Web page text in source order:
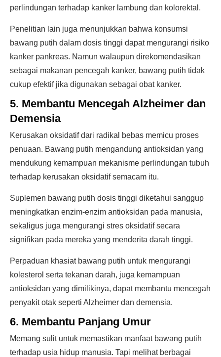
perlindungan terhadap kanker lambung dan kolorektal.
Penelitian lain juga menunjukkan bahwa konsumsi
bawang putih dalam dosis tinggi dapat mengurangi risiko
kanker pankreas. Namun walaupun direkomendasikan
sebagai makanan pencegah kanker, bawang putih tidak
cukup efektif jika digunakan sebagai obat kanker.
5. Membantu Mencegah Alzheimer dan
Demensia
Kerusakan oksidatif dari radikal bebas memicu proses
penuaan. Bawang putih mengandung antioksidan yang
mendukung kemampuan mekanisme perlindungan tubuh
terhadap kerusakan oksidatif semacam itu.
Suplemen bawang putih dosis tinggi diketahui sanggup
meningkatkan enzim-enzim antioksidan pada manusia,
sekaligus juga mengurangi stres oksidatif secara
signifikan pada mereka yang menderita darah tinggi.
Perpaduan khasiat bawang putih untuk mengurangi
kolesterol serta tekanan darah, juga kemampuan
antioksidan yang dimilikinya, dapat membantu mencegah
penyakit otak seperti Alzheimer dan demensia.
6. Membantu Panjang Umur
Memang sulit untuk memastikan manfaat bawang putih
terhadap usia hidup manusia. Tapi melihat berbagai